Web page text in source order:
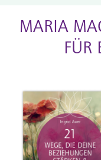
MARIA
FÜR